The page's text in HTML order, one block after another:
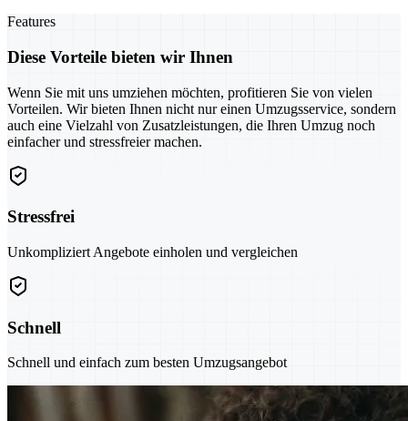
Features
Diese Vorteile bieten wir Ihnen
Wenn Sie mit uns umziehen möchten, profitieren Sie von vielen
Vorteilen. Wir bieten Ihnen nicht nur einen Umzugsservice, sondern
auch eine Vielzahl von Zusatzleistungen, die Ihren Umzug noch
einfacher und stressfreier machen.
Stressfrei
Unkompliziert Angebote einholen und vergleichen
Schnell
Schnell und einfach zum besten Umzugsangebot